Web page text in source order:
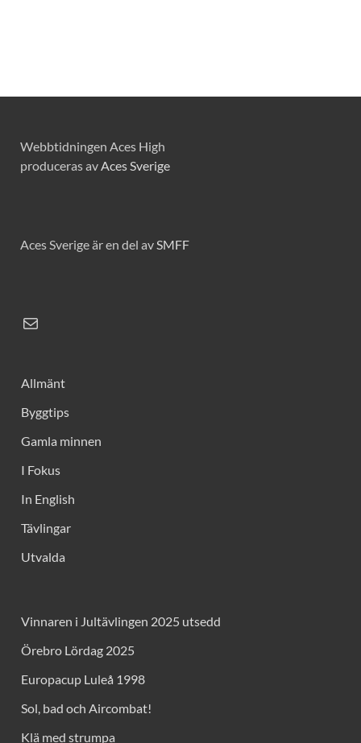
Webbtidningen Aces High
produceras av Aces Sverige
Aces Sverige är en del av SMFF
Allmänt
Byggtips
Gamla minnen
I Fokus
In English
Tävlingar
Utvalda
Vinnaren i Jultävlingen 2025 utsedd
Örebro Lördag 2025
Europacup Luleå 1998
Sol, bad och Aircombat!
Klä med strumpa